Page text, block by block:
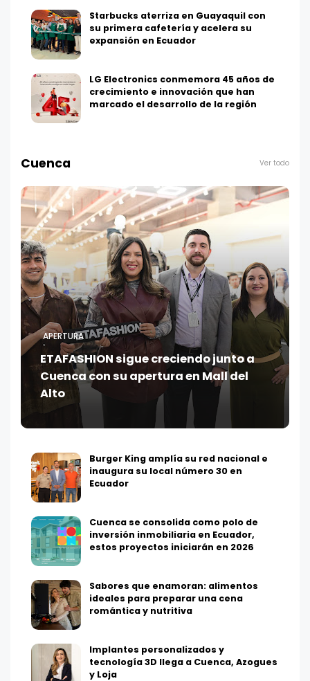
Starbucks aterriza en Guayaquil con
su primera cafetería y acelera su
expansión en Ecuador
LG Electronics conmemora 45 años de
crecimiento e innovación que han
marcado el desarrollo de la región
Cuenca Ver todo
APERTURA
ETAFASHION sigue creciendo junto a
Cuenca con su apertura en Mall del
Alto
Burger King amplía su red nacional e
inaugura su local número 30 en
Ecuador
Cuenca se consolida como polo de
inversión inmobiliaria en Ecuador,
estos proyectos iniciarán en 2026
Sabores que enamoran: alimentos
ideales para preparar una cena
romántica y nutritiva
Implantes personalizados y
tecnología 3D llega a Cuenca, Azogues
y Loja